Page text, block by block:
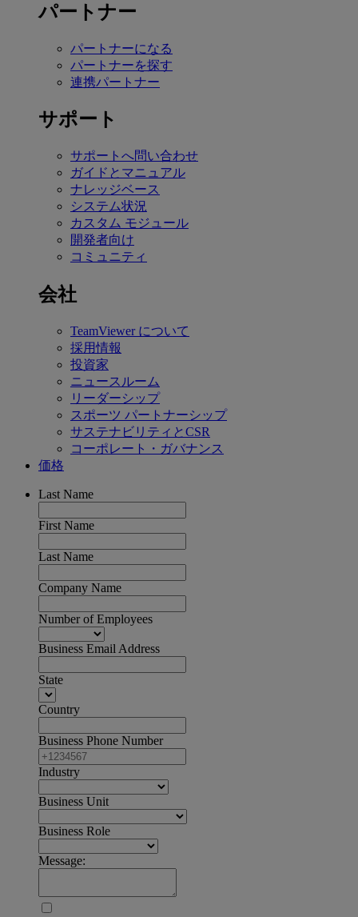
パートナー
パートナーになる
パートナーを探す
連携パートナー
サポート
サポートへ問い合わせ
ガイドとマニュアル
ナレッジベース
システム状況
カスタム モジュール
開発者向け
コミュニティ
会社
TeamViewer について
採用情報
投資家
ニュースルーム
リーダーシップ
スポーツ パートナーシップ
サステナビリティとCSR
コーポレート・ガバナンス
価格
Last Name
First Name
Last Name
Company Name
Number of Employees
Business Email Address
State
Country
Business Phone Number
Industry
Business Unit
Business Role
Message: